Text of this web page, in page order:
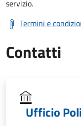
servizio.
Termini e
Contatti
Ufficio